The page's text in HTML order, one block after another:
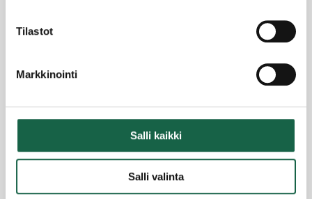
Tilastot
Markkinointi
Salli kaikki
Salli valinta
Sijoita viisaasti yrityskaupan tuotot